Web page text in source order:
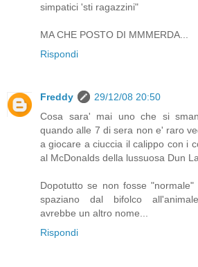
simpatici 'sti ragazzini"
MA CHE POSTO DI MMMERDA...
Rispondi
Freddy
29/12/08 20:50
Cosa sara' mai uno che si
quando alle 7 di sera non e' raro
a giocare a ciuccia il calippo con i
al McDonalds della lussuosa Dun
Dopotutto se non fosse
spaziano dal bifolco
avrebbe un altro nome...
Rispondi